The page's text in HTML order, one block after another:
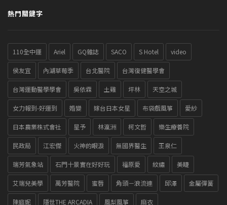
熱門關鍵字
110全中運 Ariel GQ雜誌 SACO S Hotel video
侯友宜 內湖草莓季 台北醫院 台灣復健醫學會
台灣運動醫學學會 吳依霖 土雞 坪林 天空之城
女力報到-好運到 婚變 嫁台日本女星 布袋戲風箏 愛紗
日本農業株式會社 星予 林瀛洲 柯文哲 樂生療養院
民政局 江宏傑 火神的眼淚 無國界醫生 王泉仁
瑞芳氣象站 石門十景實在好好玩 福原愛 紋繡 美睫
艾瑞兒美學 萬芳醫院 蜜唇 角頭－浪流連 邱澤 金屬彈簧
陳庭妮 隱世THE ARCADIA 風梨風箏 麻衣